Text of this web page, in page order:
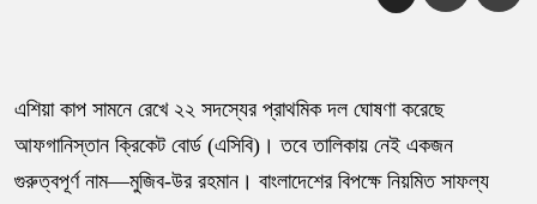
এশিয়া কাপ সামনে রেখে ২২ সদস্যের প্রাথমিক দল ঘোষণা করেছে
আফগানিস্তান ক্রিকেট বোর্ড (এসিবি)। তবে তালিকায় নেই একজন
গুরুত্বপূর্ণ নাম—মুজিব-উর রহমান। বাংলাদেশের বিপক্ষে নিয়মিত সাফল্য